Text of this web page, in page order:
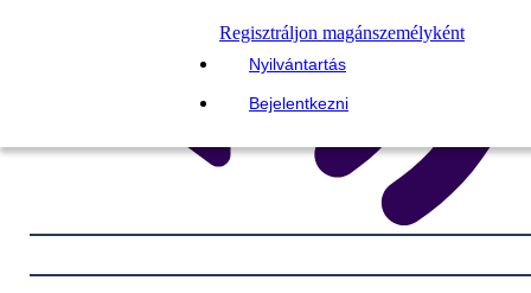
Regisztráljon magánszemélyként
Nyilvántartás
Bejelentkezni